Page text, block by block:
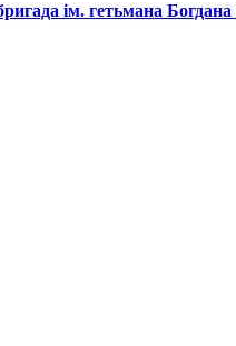
ім. гетьмана